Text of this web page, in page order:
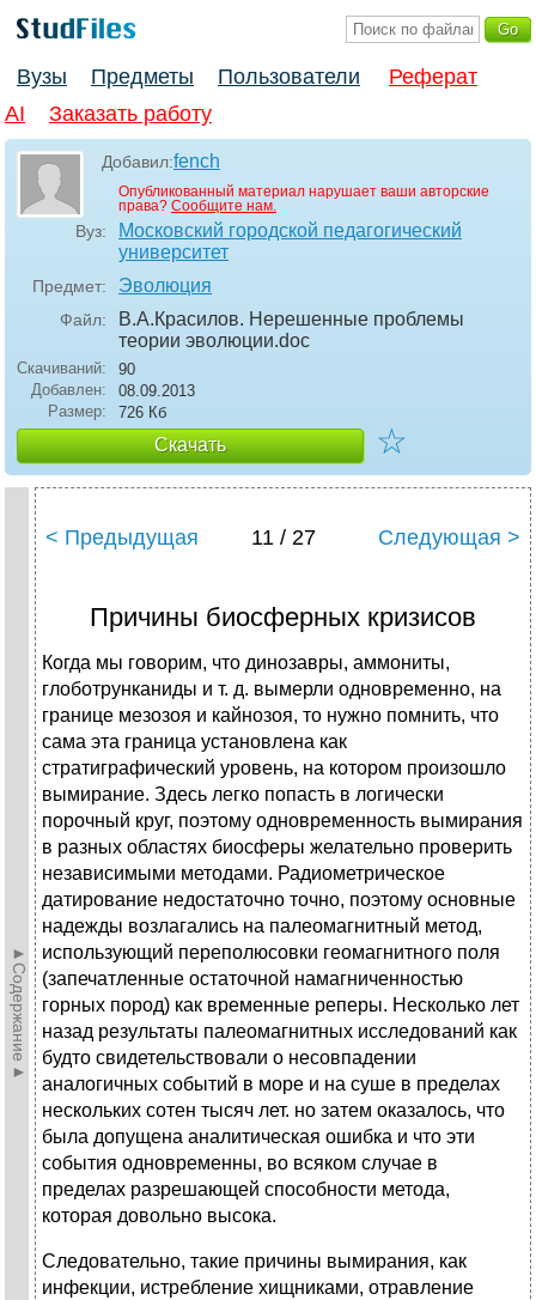
Вузы Предметы Пользователи
Реферат
AI
Заказать работу
Добавил:fench
Опубликованный материал нарушает ваши авторские
права? Сообщите нам.
Вуз:
Московский городской педагогический
университет
Предмет: Эволюция
Файл:
В.А.Красилов. Нерешенные проблемы
теории эволюции.doc
Скачиваний:
90
Добавлен:
08.09.2013
Размер:
726 Кб
Скачать ☆
►Содержание►
< Предыдущая 11 / 27 Следующая >
Причины биосферных кризисов
Когда мы говорим, что динозавры, аммониты,
глоботрунканиды и т. д. вымерли одновременно, на
границе мезозоя и кайнозоя, то нужно помнить, что
сама эта граница установлена как
стратиграфический уровень, на котором произошло
вымирание. Здесь легко попасть в логически
порочный круг, поэтому одновременность вымирания
в разных областях биосферы желательно проверить
независимыми методами. Радиометрическое
датирование недостаточно точно, поэтому основные
надежды возлагались на палеомагнитный метод,
использующий переполюсовки геомагнитного поля
(запечатленные остаточной намагниченностью
горных пород) как временные реперы. Несколько лет
назад результаты палеомагнитных исследований как
будто свидетельствовали о несовпадении
аналогичных событий в море и на суше в пределах
нескольких сотен тысяч лет. но затем оказалось, что
была допущена аналитическая ошибка и что эти
события одновременны, во всяком случае в
пределах разрешающей способности метода,
которая довольно высока.
Следовательно, такие причины вымирания, как
инфекции, истребление хищниками, отравление